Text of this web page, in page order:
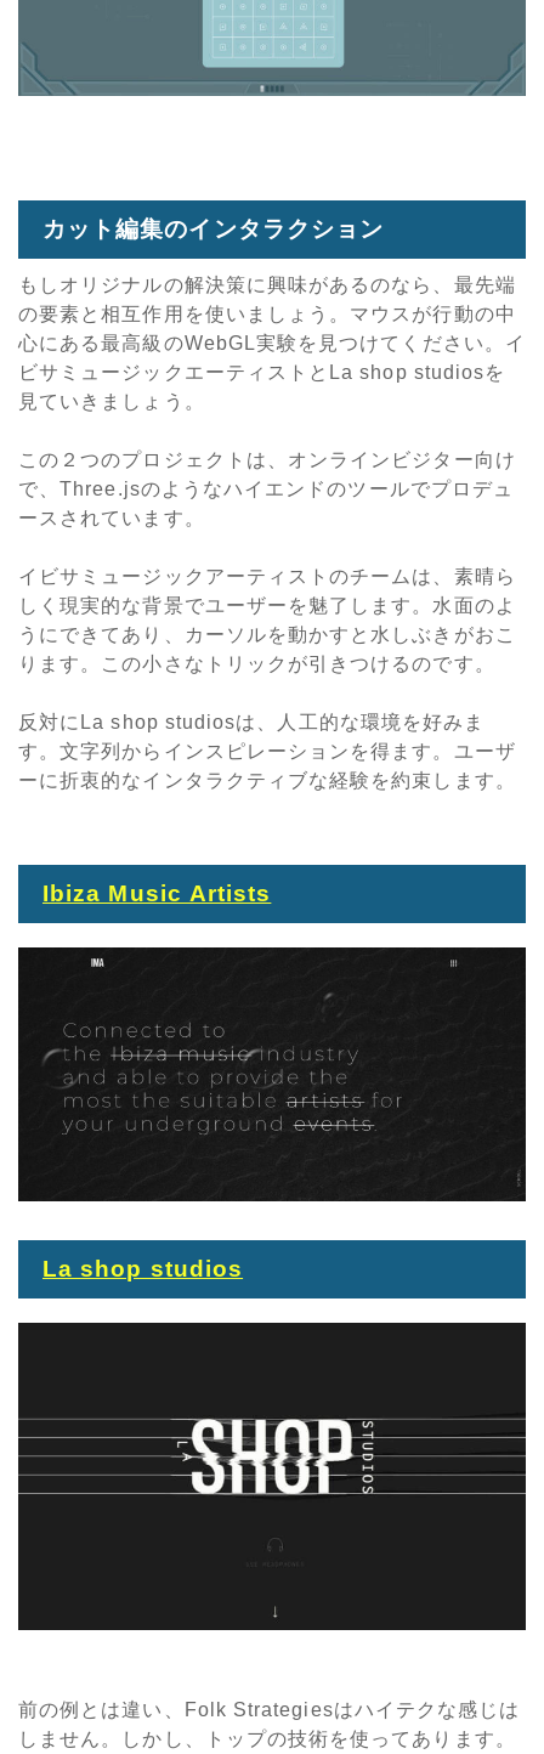
カット編集のインタラクション
もしオリジナルの解決策に興味があるのなら、最先端
の要素と相互作用を使いましょう。マウスが行動の中
心にある最高級のWebGL実験を見つけてください。イ
ビサミュージックエーティストとLa shop studiosを
見ていきましょう。
この２つのプロジェクトは、オンラインビジター向け
で、Three.jsのようなハイエンドのツールでプロデュ
ースされています。
イビサミュージックアーティストのチームは、素晴ら
しく現実的な背景でユーザーを魅了します。水面のよ
うにできてあり、カーソルを動かすと水しぶきがおこ
ります。この小さなトリックが引きつけるのです。
反対にLa shop studiosは、人工的な環境を好みま
す。文字列からインスピレーションを得ます。ユーザ
ーに折衷的なインタラクティブな経験を約束します。
Ibiza Music Artists
La shop studios
前の例とは違い、Folk Strategiesはハイテクな感じは
しません。しかし、トップの技術を使ってあります。